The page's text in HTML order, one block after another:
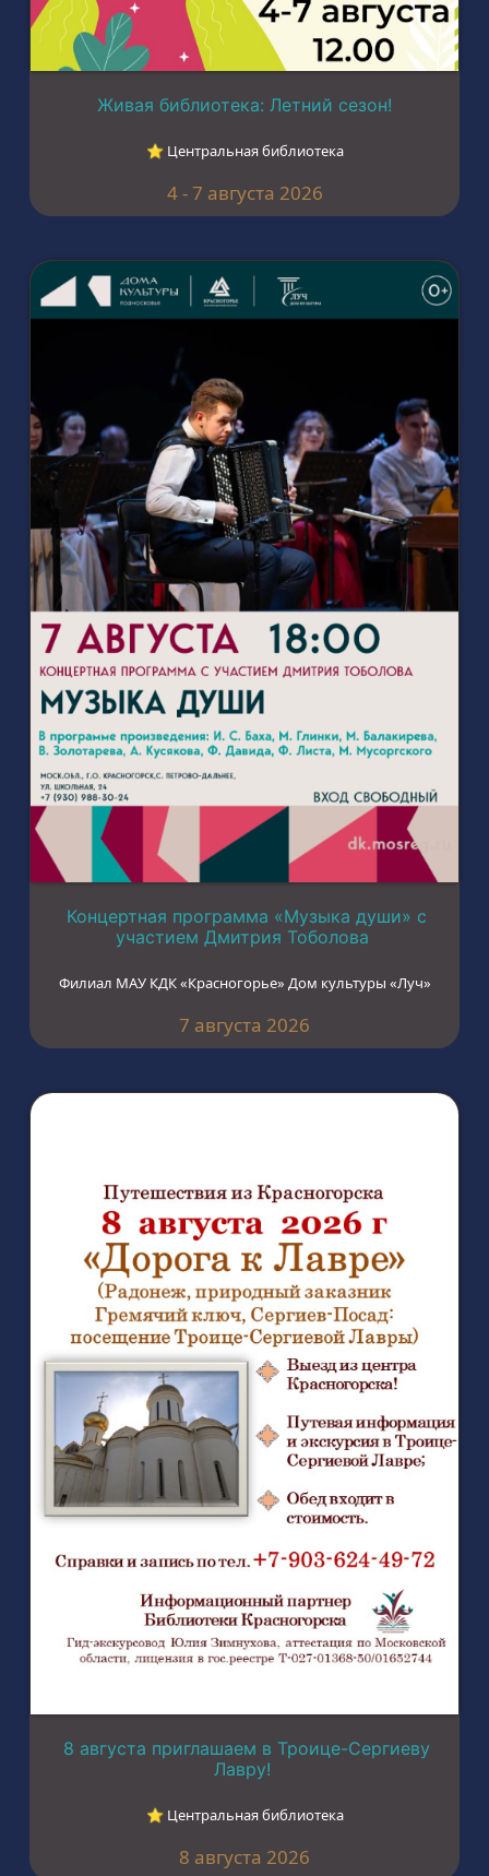
Живая библиотека: Летний сезон!
⭐︎ Центральная библиотека
4 - 7 августа 2026
Концертная программа «Музыка души» с
участием Дмитрия Тоболова
Филиал МАУ КДК «Красногорье» Дом культуры «Луч»
7 августа 2026
8 августа приглашаем в Троице-Сергиеву
Лавру!
⭐︎ Центральная библиотека
8 августа 2026